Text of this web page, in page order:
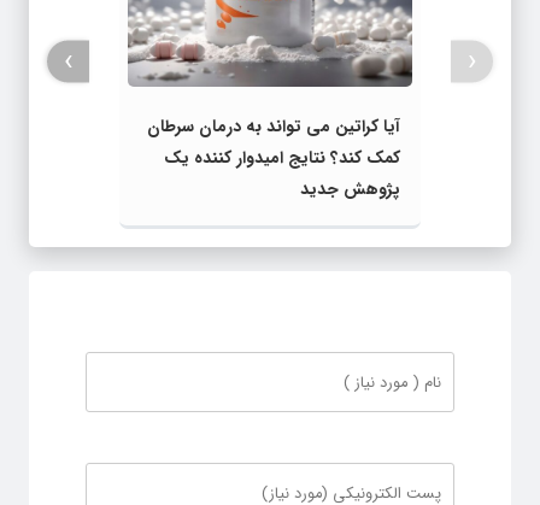
آیا کراتین می تواند به درمان سرطان
کمک کند؟ نتایج امیدوار کننده یک
پژوهش جدید
‹
›